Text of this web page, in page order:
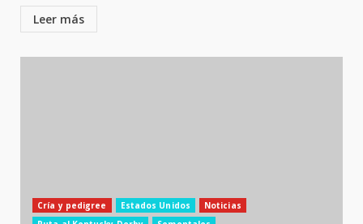
Leer más
Cría y pedigree Estados Unidos
Noticias